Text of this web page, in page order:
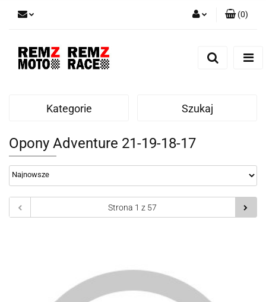
(0)
Kategorie Szukaj
Opony Adventure 21-19-18-17